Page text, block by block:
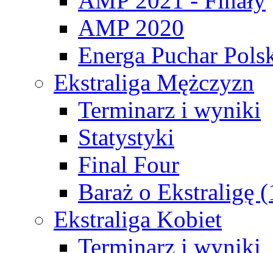
AMP 2020
Energa Puchar
Ekstraliga Mężczyzn
Terminarz i wyniki
Statystyki
Final Four
Baraż o Ekstraligę
Ekstraliga Kobiet
Terminarz i wyniki